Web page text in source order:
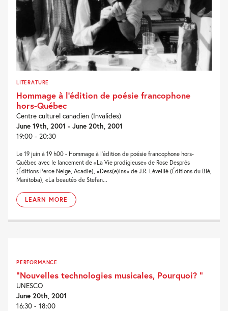
LITERATURE
Hommage à l’édition de poésie francophone
hors-Québec
Centre culturel canadien (Invalides)
June 19th, 2001 - June 20th, 2001
19:00 - 20:30
Le 19 juin à 19 h00 - Hommage à l'édition de poésie francophone hors-
Québec avec le lancement de «La Vie prodigieuse» de Rose Després
(Éditions Perce Neige, Acadie), «Dess(e)ins» de J.R. Léveillé (Éditions du Blé,
Manitoba), «La beauté» de Stefan...
LEARN MORE
PERFORMANCE
“Nouvelles technologies musicales, Pourquoi? ”
UNESCO
June 20th, 2001
16:30 - 18:00